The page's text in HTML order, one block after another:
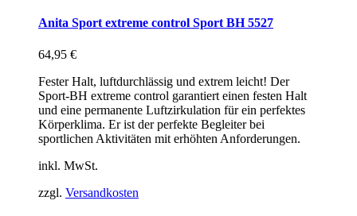
Anita Sport extreme control Sport BH 5527
64,95 €
Fester Halt, luftdurchlässig und extrem leicht! Der
Sport-BH extreme control garantiert einen festen Halt
und eine permanente Luftzirkulation für ein perfektes
Körperklima. Er ist der perfekte Begleiter bei
sportlichen Aktivitäten mit erhöhten Anforderungen.
inkl. MwSt.
zzgl. Versandkosten